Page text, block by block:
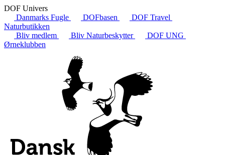
DOF Univers
Danmarks Fugle
DOFbasen
DOF Travel
Naturbutikken
Bliv medlem
Bliv Naturbeskytter
DOF UNG
Ørneklubben